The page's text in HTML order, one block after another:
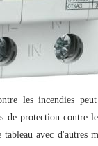
les incendies
protection contre
avec d'autres